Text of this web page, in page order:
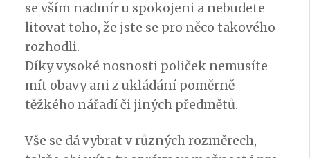
se vším nadmír u spokojeni a nebudete
litovat toho, že jste se pro něco takového
rozhodli.
Díky vysoké nosnosti poliček nemusíte
mít obavy ani z ukládání poměrně
těžkého nářadí či jiných předmětů.
Vše se dá vybrat v různých rozměrech,